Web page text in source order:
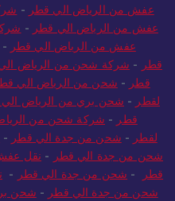
عفش من الرياض الي قطر -
عفش من الرياض الي قطر -
عفش من الرياض الي قطر -
قطر - شركة شحن من الرياض
قطر - شحن من الرياض الي
لقطر - شحن بري من الرياض الي
قطر - شركة شحن من
لقطر - شحن من جدة الي قطر -
شحن من جدة الي قطر - نقل
قطر
- شحن من جدة الي قطر -
شحن من جدة الي قطر - شحن